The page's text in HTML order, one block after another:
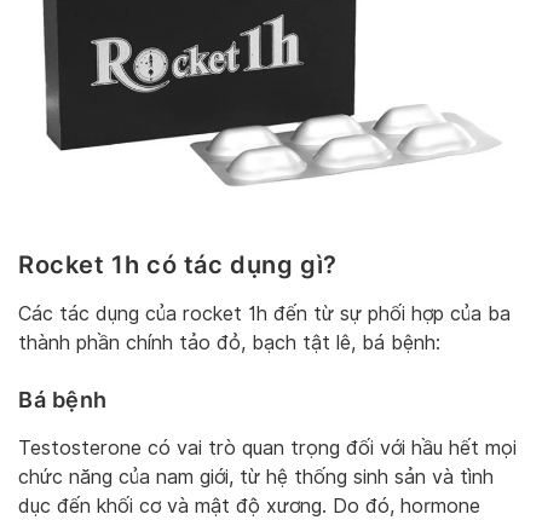
Rocket 1h có tác dụng gì?
Các tác dụng của rocket 1h đến từ sự phối hợp của ba
thành phần chính tảo đỏ, bạch tật lê, bá bệnh:
Bá bệnh
Testosterone có vai trò quan trọng đối với hầu hết mọi
chức năng của nam giới, từ hệ thống sinh sản và tình
dục đến khối cơ và mật độ xương. Do đó, hormone